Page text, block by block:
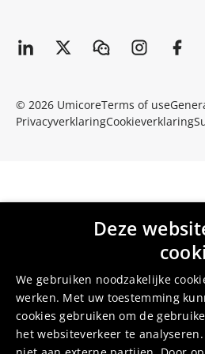
© 2026 UmicoreTerms of use
PrivacyverklaringCookieverklaring
Deze
We gebruiken noodzakelijke
werken. Met uw toestemming
cookies gebruiken om de
het websiteverkeer te